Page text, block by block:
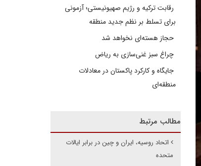
رقابت ترکیه و رژیم صهیونیستی؛ آزمونی
برای تسلط بر نظم جدید منطقه
حجاز هسته‌ای نخواهد شد
چراغ سبز غنی‌سازی به ریاض
جایگاه و کارکرد پاکستان در معادلات
منطقه‌ای
مطالب مرتبط
اتحاد روسیه، ایران و چین در برابر ایالات
متحده